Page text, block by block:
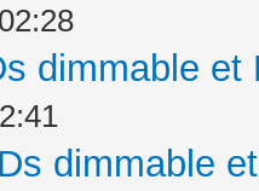
dimmable
dimmable